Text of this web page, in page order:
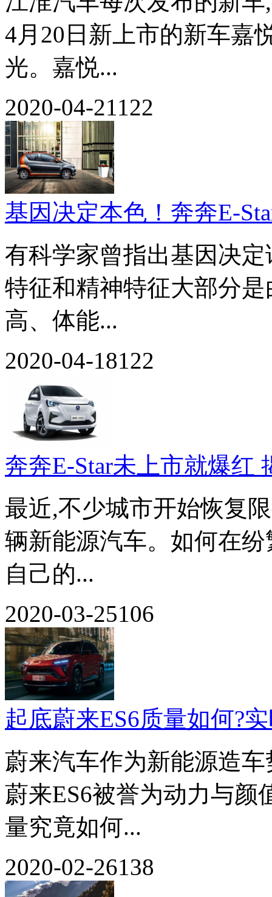
4月20日新上市的新车嘉
光。嘉悦...
2020-04-21122
基因决定本色！奔奔E-
有科学家曾指出基因决
特征和精神特征大部分
高、体能...
2020-04-18122
奔奔E-Star未上市就爆红
最近,不少城市开始恢复
辆新能源汽车。如何在
自己的...
2020-03-25106
起底蔚来ES6质量如何?
蔚来汽车作为新能源造
蔚来ES6被誉为动力与颜
量究竟如何...
2020-02-26138